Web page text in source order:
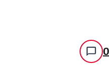
0